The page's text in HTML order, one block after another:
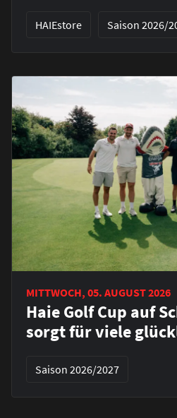
HAIEstore Saison 2026/
MITTWOCH, 05. AUGUST 2026
Haie Golf Cup auf
sorgt für viele
Saison 2026/2027